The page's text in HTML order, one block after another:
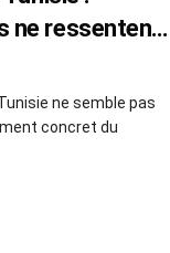
ne ressentent
?
ne semble pas
concret du